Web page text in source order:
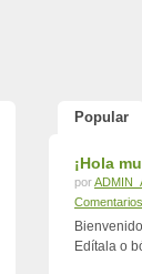
Popular
¡Hola
por
Comentarios
Edítala o